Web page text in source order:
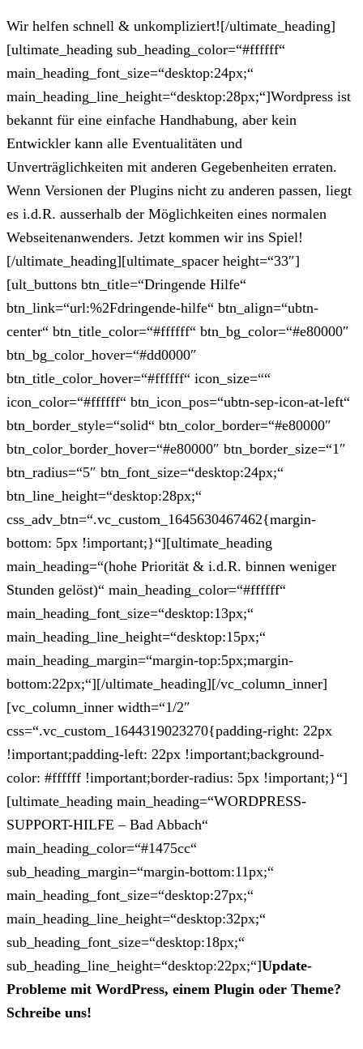
Wir helfen schnell & unkompliziert![/ultimate_heading]
[ultimate_heading sub_heading_color=“#ffffff“
main_heading_font_size=“desktop:24px;“
main_heading_line_height=“desktop:28px;“]Wordpress ist
bekannt für eine einfache Handhabung, aber kein
Entwickler kann alle Eventualitäten und
Unverträglichkeiten mit anderen Gegebenheiten erraten.
Wenn Versionen der Plugins nicht zu anderen passen, liegt
es i.d.R. ausserhalb der Möglichkeiten eines normalen
Webseitenanwenders. Jetzt kommen wir ins Spiel!
[/ultimate_heading][ultimate_spacer height=“33″]
[ult_buttons btn_title=“Dringende Hilfe“
btn_link=“url:%2Fdringende-hilfe“ btn_align=“ubtn-
center“ btn_title_color=“#ffffff“ btn_bg_color=“#e80000″
btn_bg_color_hover=“#dd0000″
btn_title_color_hover=“#ffffff“ icon_size=““
icon_color=“#ffffff“ btn_icon_pos=“ubtn-sep-icon-at-left“
btn_border_style=“solid“ btn_color_border=“#e80000″
btn_color_border_hover=“#e80000″ btn_border_size=“1″
btn_radius=“5″ btn_font_size=“desktop:24px;“
btn_line_height=“desktop:28px;“
css_adv_btn=“.vc_custom_1645630467462{margin-
bottom: 5px !important;}“][ultimate_heading
main_heading=“(hohe Priorität & i.d.R. binnen weniger
Stunden gelöst)“ main_heading_color=“#ffffff“
main_heading_font_size=“desktop:13px;“
main_heading_line_height=“desktop:15px;“
main_heading_margin=“margin-top:5px;margin-
bottom:22px;“][/ultimate_heading][/vc_column_inner]
[vc_column_inner width=“1/2″
css=“.vc_custom_1644319023270{padding-right: 22px
!important;padding-left: 22px !important;background-
color: #ffffff !important;border-radius: 5px !important;}“]
[ultimate_heading main_heading=“WORDPRESS-
SUPPORT-HILFE – Bad Abbach“
main_heading_color=“#1475cc“
sub_heading_margin=“margin-bottom:11px;“
main_heading_font_size=“desktop:27px;“
main_heading_line_height=“desktop:32px;“
sub_heading_font_size=“desktop:18px;“
sub_heading_line_height=“desktop:22px;“]Update-
Probleme mit WordPress, einem Plugin oder Theme?
Schreibe uns!